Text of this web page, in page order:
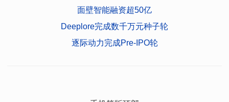
面壁智能融资超50亿
Deeplore完成数千万元种子轮
逐际动力完成Pre-IPO轮